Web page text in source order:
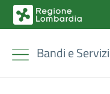
Bandi e Servizi